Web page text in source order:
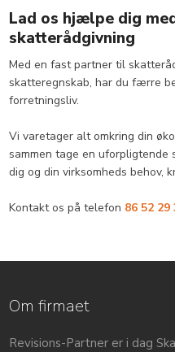
Lad os hjælpe dig
skatterådgivning
Med en fast partner til
skatteregnskab, har du færre
forretningsliv.
​Vi varetager alt omkring din
sammen tage en uforpligtende
dig og din virksomheds behov,
Kontakt os på telefon 86 52 29
Om firmaet
Revisions-Partner er i dag